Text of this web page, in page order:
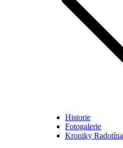
Historie
Fotogalerie
Kroniky Radotína